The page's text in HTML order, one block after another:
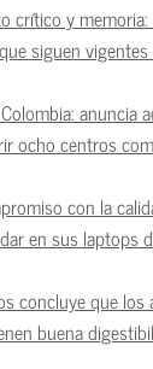
crítico y
siguen
anuncia
ocho centros
con la
en sus laptops
concluye que
buena